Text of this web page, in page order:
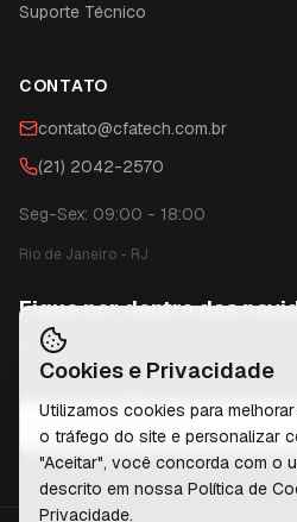
Suporte Técnico
CONTATO
contato@cfatech.com.br
(21) 2042-2570
Seg-Sex: 09:00 - 18:00
Rio de Janeiro - RJ
Fique por dentro das
Receba conteúdos exclusivos,
sobre tecnologia diretamente no
Cookies e Privacidade
Utilizamos cookies para
o tráfego do site e personalizar
"Aceitar", você concorda com o
descrito em nossa Política de
Privacidade.